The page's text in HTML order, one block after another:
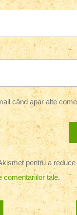
când apar alte
pentru a
comentariilor tale.